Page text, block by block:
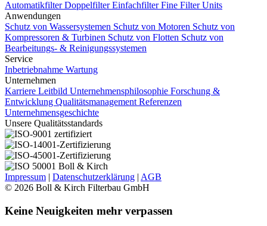
AutomatikfilterDoppelfilterEinfachfilterFine Filter Units
Anwendungen
Schutz von Wassersystemen Schutz von Motoren Schutz von
Kompressoren & Turbinen Schutz von Flotten Schutz von
Bearbeitungs- & Reinigungssystemen
Service
Inbetriebnahme Wartung
Unternehmen
Karriere Leitbild Unternehmensphilosophie Forschung &
Entwicklung Qualitätsmanagement Referenzen
Unternehmensgeschichte
Unsere Qualitätsstandards
Impressum | Datenschutzerklärung | AGB
© 2026 Boll & Kirch Filterbau GmbH
Keine Neuigkeiten mehr verpassen